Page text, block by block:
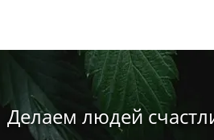
Делаем людей